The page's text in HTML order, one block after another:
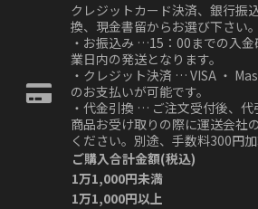
クレジットカード決済、銀行振
換、現金書留からお選び下さい。
・お振込み …15：00までの入
業日内の発送となります。
・クレジット決済 … VISA ・
のお支払いが可能です。
・代金引換 … ご注文受付後、代
商品お受け取りの際に運送会社
ください。別途、手数料300円加
ご購入合計金額(税込)
1万1,000円未満
1万1,000円以上